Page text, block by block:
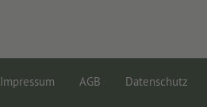
Impressum AGB Datenschutz